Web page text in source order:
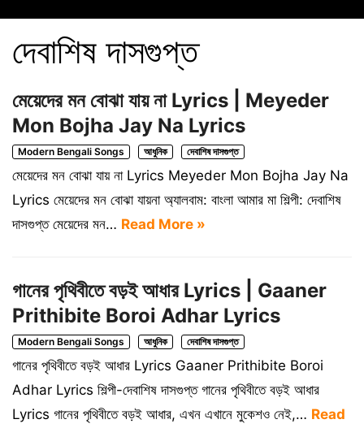
দেবাশিষ দাসগুপ্ত
মেয়েদের মন বোঝা যায় না Lyrics | Meyeder
Mon Bojha Jay Na Lyrics
Modern Bengali Songs আধুনিক দেবাশিষ দাসগুপ্ত
মেয়েদের মন বোঝা যায় না Lyrics Meyeder Mon Bojha Jay Na
Lyrics মেয়েদের মন বোঝা যায়না অ্যালবাম: বাংলা আমার মা শিল্পী: দেবাশিষ
দাসগুপ্ত মেয়েদের মন… Read More »
গানের পৃথিবীতে বড়ই আধার Lyrics | Gaaner
Prithibite Boroi Adhar Lyrics
Modern Bengali Songs আধুনিক দেবাশিষ দাসগুপ্ত
গানের পৃথিবীতে বড়ই আধার Lyrics Gaaner Prithibite Boroi
Adhar Lyrics শিল্পী-দেবাশিষ দাসগুপ্ত গানের পৃথিবীতে বড়ই আধার
Lyrics গানের পৃথিবীতে বড়ই আধার, এখন এখানে মুকেশও নেই,… Read